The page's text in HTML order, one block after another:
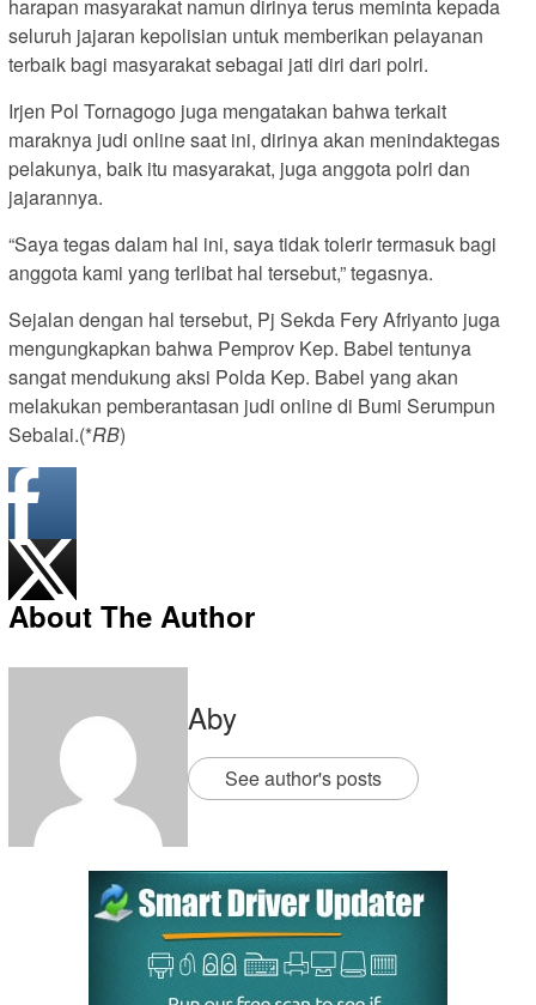
harapan masyarakat namun dirinya terus meminta kepada
seluruh jajaran kepolisian untuk memberikan pelayanan
terbaik bagi masyarakat sebagai jati diri dari polri.
Irjen Pol Tornagogo juga mengatakan bahwa terkait
maraknya judi online saat ini, dirinya akan menindaktegas
pelakunya, baik itu masyarakat, juga anggota polri dan
jajarannya.
“Saya tegas dalam hal ini, saya tidak tolerir termasuk bagi
anggota kami yang terlibat hal tersebut,” tegasnya.
Sejalan dengan hal tersebut, Pj Sekda Fery Afriyanto juga
mengungkapkan bahwa Pemprov Kep. Babel tentunya
sangat mendukung aksi Polda Kep. Babel yang akan
melakukan pemberantasan judi online di Bumi Serumpun
Sebalai.(*RB)
About The Author
Aby
See author's posts